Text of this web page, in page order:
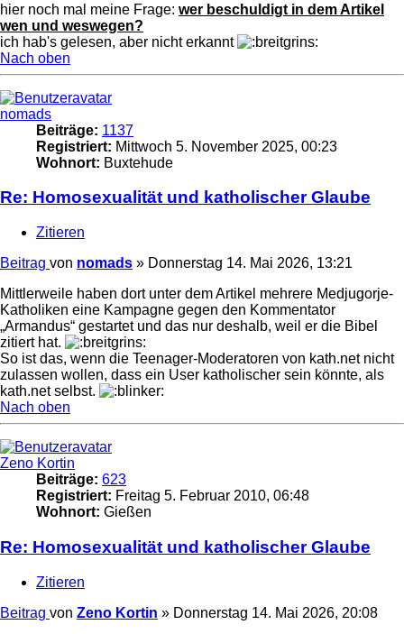
hier noch mal meine Frage: wer beschuldigt in dem Artikel
wen und weswegen?
ich hab's gelesen, aber nicht erkannt
Nach oben
nomads
Beiträge: 1137
Registriert: Mittwoch 5. November 2025, 00:23
Wohnort: Buxtehude
Re: Homosexualität und katholischer Glaube
Zitieren
Beitrag von nomads » Donnerstag 14. Mai 2026, 13:21
Mittlerweile haben dort unter dem Artikel mehrere Medjugorje-
Katholiken eine Kampagne gegen den Kommentator
„Armandus“ gestartet und das nur deshalb, weil er die Bibel
zitiert hat.
So ist das, wenn die Teenager-Moderatoren von kath.net nicht
zulassen wollen, dass ein User katholischer sein könnte, als
kath.net selbst.
Nach oben
Zeno Kortin
Beiträge: 623
Registriert: Freitag 5. Februar 2010, 06:48
Wohnort: Gießen
Re: Homosexualität und katholischer Glaube
Zitieren
Beitrag von Zeno Kortin » Donnerstag 14. Mai 2026, 20:08